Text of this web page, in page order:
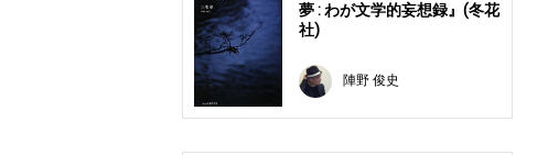
夢 : わが文学的妄想録』(冬花
社)
陣野 俊史